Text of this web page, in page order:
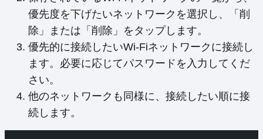
優先度を下げたいネットワークを選択し、「削
除」または「削除」をタップします。
優先的に接続したいWi-Fiネットワークに接続し
ます。必要に応じてパスワードを入力してくだ
さい。
他のネットワークも同様に、接続したい順に接
続します。